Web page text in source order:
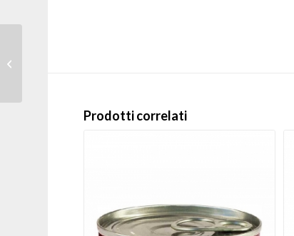
Prodotti correlati